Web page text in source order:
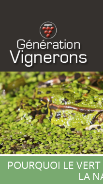
POURQUOI LE
LA